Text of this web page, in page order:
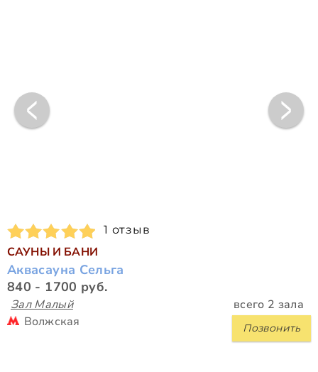
1 отзыв
САУНЫ И БАНИ
Аквасауна Сельга
840 - 1700 руб.
Зал Малый всего 2 зала
Позвонить
Волжская